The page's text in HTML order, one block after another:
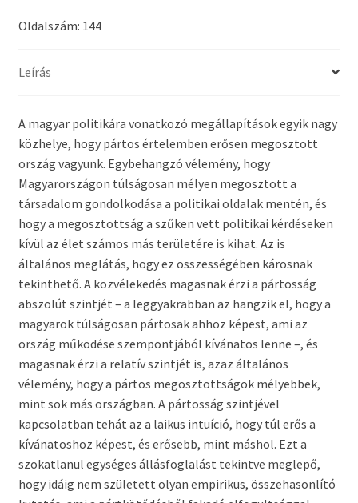
Oldalszám: 144
Leírás
A magyar politikára vonatkozó megállapítások egyik nagy
közhelye, hogy pártos értelemben erősen megosztott
ország vagyunk. Egybehangzó vélemény, hogy
Magyarországon túlságosan mélyen megosztott a
társadalom gondolkodása a politikai oldalak mentén, és
hogy a megosztottság a szűken vett politikai kérdéseken
kívül az élet számos más területére is kihat. Az is
általános meglátás, hogy ez összességében károsnak
tekinthető. A közvélekedés magasnak érzi a pártosság
abszolút szintjét – a leggyakrabban az hangzik el, hogy a
magyarok túlságosan pártosak ahhoz képest, ami az
ország működése szempontjából kívánatos lenne –, és
magasnak érzi a relatív szintjét is, azaz általános
vélemény, hogy a pártos megosztottságok mélyebbek,
mint sok más országban. A pártosság szintjével
kapcsolatban tehát az a laikus intuíció, hogy túl erős a
kívánatoshoz képest, és erősebb, mint máshol. Ezt a
szokatlanul egységes állásfoglalást tekintve meglepő,
hogy idáig nem született olyan empirikus, összehasonlító